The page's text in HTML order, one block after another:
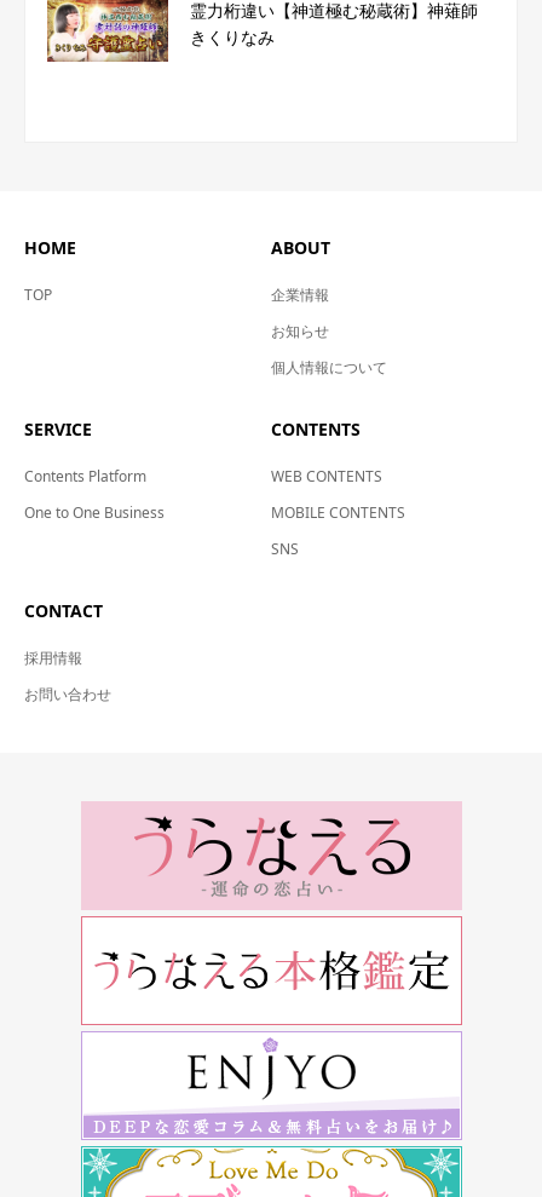
霊力桁違い【神道極む秘蔵術】神薙師
きくりなみ
HOME
TOP
ABOUT
企業情報
お知らせ
個人情報について
SERVICE
Contents Platform
One to One Business
CONTENTS
WEB CONTENTS
MOBILE CONTENTS
SNS
CONTACT
採用情報
お問い合わせ